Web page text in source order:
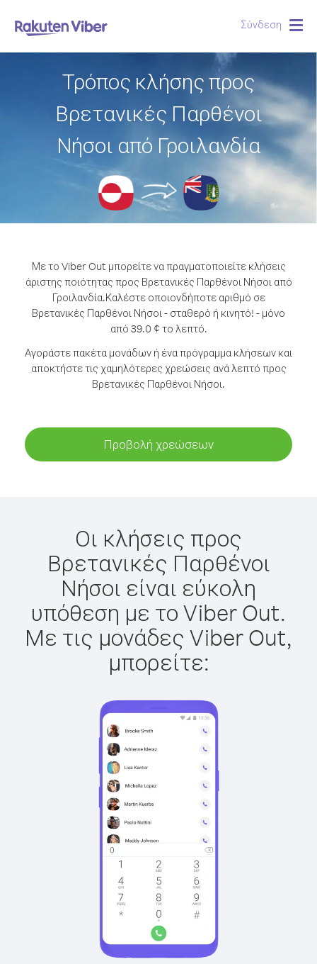
Σύνδεση
Τρόπος κλήσης προς
Βρετανικές Παρθένοι
Νήσοι από Γροιλανδία
Με το Viber Out μπορείτε να πραγματοποιείτε κλήσεις
άριστης ποιότητας προς Βρετανικές Παρθένοι Νήσοι από
Γροιλανδία.Καλέστε οποιονδήποτε αριθμό σε
Βρετανικές Παρθένοι Νήσοι - σταθερό ή κινητό! - μόνο
από 39.0 ¢ το λεπτό.
Αγοράστε πακέτα μονάδων ή ένα πρόγραμμα κλήσεων και
αποκτήστε τις χαμηλότερες χρεώσεις ανά λεπτό προς
Βρετανικές Παρθένοι Νήσοι.
Προβολή χρεώσεων
Οι κλήσεις προς
Βρετανικές Παρθένοι
Νήσοι είναι εύκολη
υπόθεση με το Viber Out.
Με τις μονάδες Viber Out,
μπορείτε: